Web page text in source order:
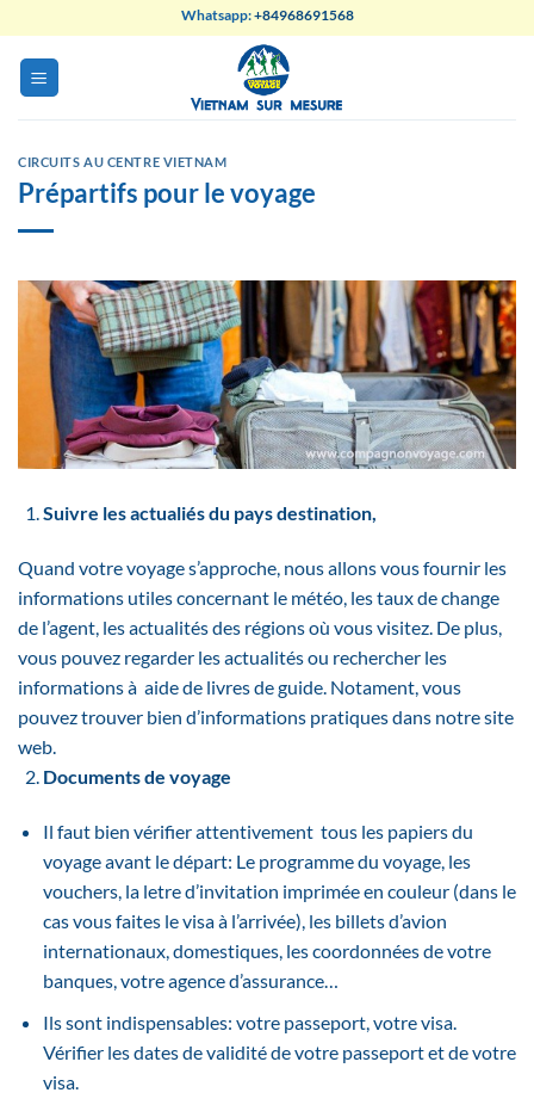
to
content
Whatsapp:+84968691568
CIRCUITS AU CENTRE VIETNAM
Prépartifs pour le voyage
Suivre les actualiés du pays destination,
Quand votre voyage s’approche, nous allons vous fournir les
informations utiles concernant le météo, les taux de change
de l’agent, les actualités des régions où vous visitez. De plus,
vous pouvez regarder les actualités ou rechercher les
informations à aide de livres de guide. Notament, vous
pouvez trouver bien d’informations pratiques dans notre site
web.
Documents de voyage
Il faut bien vérifier attentivement tous les papiers du
voyage avant le départ: Le programme du voyage, les
vouchers, la letre d’invitation imprimée en couleur (dans le
cas vous faites le visa à l’arrivée), les billets d’avion
internationaux, domestiques, les coordonnées de votre
banques, votre agence d’assurance…
Ils sont indispensables: votre passeport, votre visa.
Vérifier les dates de validité de votre passeport et de votre
visa.